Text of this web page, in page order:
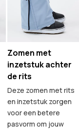
Zomen met
inzetstuk achter
de rits
Deze zomen met rits
en inzetstuk zorgen
voor een betere
pasvorm om jouw